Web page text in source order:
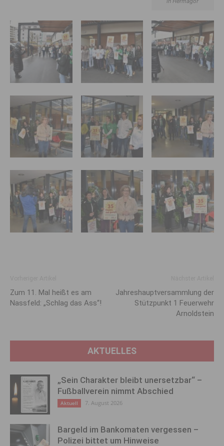
Zum 11. Mal heißt es am
Nassfeld: „Schlag das Ass“!
Jahreshauptversammlung der
Stützpunkt 1 Feuerwehr
Arnoldstein
AKTUELLES
„Sein Charakter bleibt unersetzbar“ –
Fußballverein nimmt Abschied
Aktuell 7. August 2026
Bargeld im Bankomaten vergessen –
Polizei bittet um Hinweise